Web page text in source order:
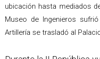
ubicación hasta mediados
Museo de Ingenieros
Artillería se trasladó al